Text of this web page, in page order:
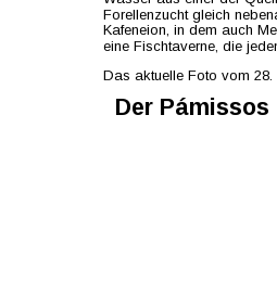
Das aktuelle Foto vom 28.
Der
Forellenzucht gleich
Kafeneion, in dem auch
eine Fischtaverne, die